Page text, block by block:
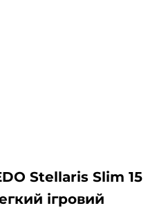
Stellaris Slim 15
ігровий